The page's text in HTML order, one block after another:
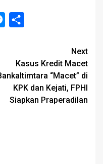
Messenger
Next
Kasus Kredit Macet
“Macet” di
KPK dan Kejati, FPHI
Siapkan Praperadilan